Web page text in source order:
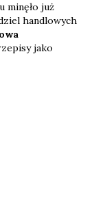
minęło już
handlowych
jako